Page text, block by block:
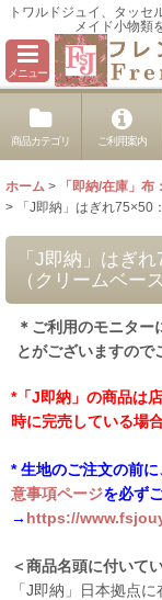
トワルドジュイ、タッセ
メイド小物類
メニュー
商品カテゴリ ご利用案内
ホーム > 「即納/在庫」布
>
「J即納」はぎれ75×50
「J即納」はぎ
（クリームベー
＊ご利用のモニタ
とがございますので
*「J即納」の商品は
時に完売している場
* 生地のご注文の前に
意事項ページを必ず
→ https://
＜商品名頭に付いて
「J即納」日本拠点